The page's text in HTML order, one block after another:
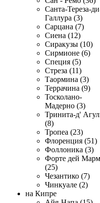
Санта-Тереза-
Галлура (3)
Сарцана (7)
Сиена (12)
Сиракузы (10)
Сирмионе (6)
Специя (5)
Стреза (11)
Таормина (3)
Террачина (9)
Тосколано-
Мадерно (3)
Тринита-д'
(8)
Тропеа (23)
Флоренция (51)
Фоллоника (3)
Форте дей
(25)
Чезантико (7)
Чинкуале (2)
на Кипре